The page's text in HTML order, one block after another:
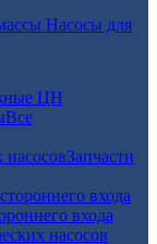
Насосы для
ЦН
Все
Запчасти
входа